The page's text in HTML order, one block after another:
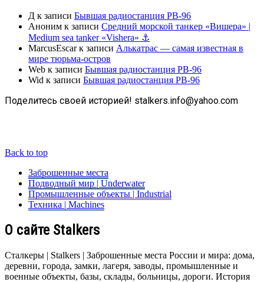
Д к записи Бывшая радиостанция РВ-96
Аноним к записи Средний морской танкер «Вишера» |
Medium sea tanker «Vishera» ⚓
MarcusEscarк записи Алькатрас — самая известная в
мире тюрьма-остров
Web к записи Бывшая радиостанция РВ-96
Wid к записи Бывшая радиостанция РВ-96
Поделитесь своей историей! stalkers.info@yahoo.com
Back to top
Заброшенные места
Подводный мир | Underwater
Промышленные объекты | Industrial
Техника | Machines
О сайте Stalkers
Сталкеры | Stalkers | Заброшенные места России и мира: дома,
деревни, города, замки, лагеря, заводы, промышленные и
военные объекты, базы, склады, больницы, дороги. История